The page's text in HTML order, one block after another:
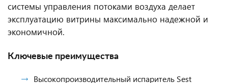
системы управления потоками воздуха делает
эксплуатацию витрины максимально надежной и
экономичной.
Ключевые преимущества
Высокопроизводительный испаритель Sest